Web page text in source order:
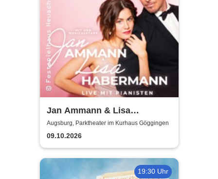
Jan Ammann & Lisa
Habermann - Tour 2026
Augsburg, Parktheater im Kurhaus Göggingen
09.10.2026
19:30 Uhr